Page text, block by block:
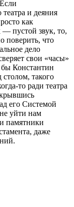
и деяния
как
пустой звук, то,
поверить, что
дело
свои «часы»
Константин
столом, такого
то ради театра
его Системой
уйти нам
памятники
даже